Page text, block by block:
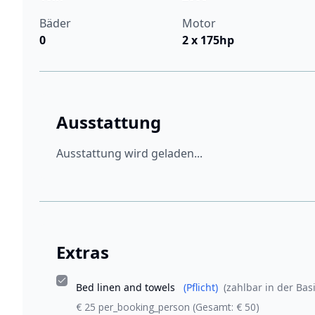
Bäder
0
Motor
2 x 175hp
Ausstattung
Ausstattung wird geladen...
Extras
Bed linen and towels (Pflicht) (zahlbar in der
€ 25 per_booking_person (Gesamt: € 50)